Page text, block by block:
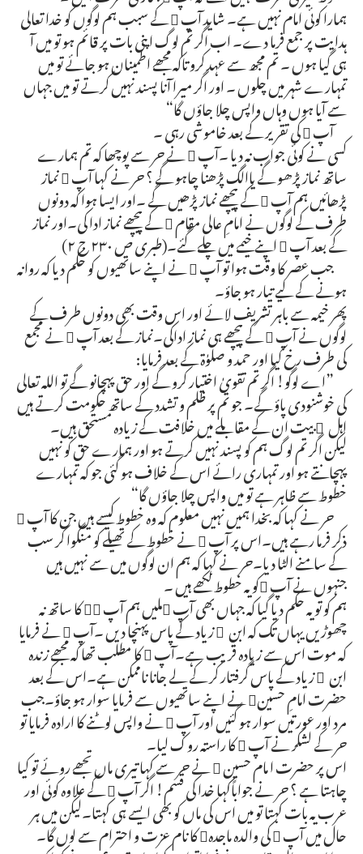
ہمارا کوئی امام نہیں ہے۔ شاید آپ  کے سبب ہم لوگوں کو خدا تعالی
ہدایت پر جمع فرما دے۔ اب اگر تم لوگ اپنی بات پر قائم ہو تو میں آ
ہی گیا ہوں ۔ تم مجھ سے عہد کرو تاکہ مجھے اطمینان ہو جائے تو میں
تمہارے شہر میں چلوں ۔ اور اگر میرا آنا پسند نہیں کرتے تو میں جہاں
سے آیا ہوں وہاں واپس چلا جاؤں گا“
آپ  کی تقریر کے بعد خاموشی رہی ۔
کسی نے کوئی جواب نہ دیا ۔آپ  نے حر سے پوچھا کہ تم ہمارے
ساتھ نماز پڑھو گے یاالگ پڑھنا چاہو گے ؟ حر نے کہا آپ  نماز
پڑھائیں ہم آپ  کے پیچھے نماز پڑھیں گے ۔اور ایسا ہوا کہ دونوں
طرف کے لوگوں نے امامِ عالی مقام  کے پیچھے نماز ادا کی۔اور نماز
کے بعد آپ  اپنے خیمے میں چلے گئے۔(طبری ص ۲۳۰ ج ۲)
جب عصر کا وقت ہوا تو آپ  نے اپنے ساتھیوں کو حکم دیا کہ روانہ
ہونے کے لیے تیار ہو جاؤ۔
پھر خیمہ سے باہر تشریف لائے اور اس وقت بھی دونوں طرف کے
لوگوں نے آپ  کے پیچھے ہی نماز اداکی۔نماز کے بعد آپ  نے مجمع
کی طرف رخ کیا اور حمد و صلوٰة کے بعد فرمایا:
”اے لوگو! اگر تم تقویٰ اختیار کرو گے اور حق پہچانو گے تو اللہ تعالی
کی خوشنودی پاؤ گے۔ جو تم پر ظلم و تشدد کے ساتھ حکومت کرتے ہیں
اہل ِ بیت ان کے مقابلے میں خلافت کے زیادہ مستحق ہیں۔
لیکن اگر تم لوگ ہم کو پسند نہیں کرتے ہو اور ہمارے حق کو نہیں
پہچانتے ہو اور تمہاری رائے اس کے خلاف ہو گئی جو کہ تمہارے
خطوط سے ظاہر ہے تو میں واپس چلا جاؤں گا“
حر نے کہا کہ بخدا ہمیں نہیں معلوم کہ وہ خطوط کیسے ہیں جن کا آپ 
ذکر فرما رہے ہیں۔اس پر آپ  نے خطوط کے تھیلے کو منگوا کر سب
کے سامنے الٹا دیا۔حر نے کہا کہ ہم ان لوگوں میں سے نہیں ہیں
جنہوں نے آپ کو یہ خطوط لکھے ہیں ۔
ہم کو تو یہ حکم دیا گیا کہ جہاں بھی آپ ملیں ہم آپ  کا ساتھ نہ
چھوڑیں یہاں تک کہ ابن ِ زیاد کے پاس پہنچا دیں ۔آپ  نے فرمایا
کہ موت اس سے زیادہ قریب ہے۔آپ  کا مطلب تھا کہ مجھے زندہ
ابن ِ زیاد کے پاس گرفتار کر کے لے جانا ناممکن ہے۔اس کے بعد
حضرت امامِ حسین نے اپنے ساتھیوں سے فرمایا سوار ہو جاؤ۔جب
مرد اور عورتیں سوار ہو گئیں اور آپ  نے واپس لوٹنے کا ارادہ فرمایا تو
حر کے لشکر نے آپ  کا راستہ روک لیا۔
اس پر حضرت ا مام حسین  نے حر سے کہا تیری ماں تجھے روئے تو کیا
چاہتا ہے ؟ حر نے جواباًکہا خدا کی قسم! اگر آپ  کے علاوہ کوئی اور
عرب یہ بات کہتا تو میں اس کی ماں کو بھی ایسے ہی کہتا۔لیکن میں ہر
حال میں آپ  کی والدہ ماجدہ کا نام عزت و احترام سے لوں گا۔